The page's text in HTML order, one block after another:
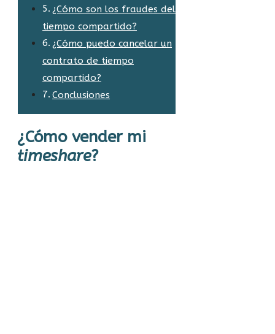
¿Cómo son los fraudes del
tiempo compartido?
¿Cómo puedo cancelar un
contrato de tiempo
compartido?
Conclusiones
¿Cómo vender mi
timeshare?